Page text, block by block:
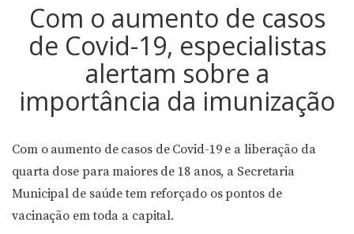
Com o aumento de casos
de Covid-19, especialistas
alertam sobre a
importância da imunização
Com o aumento de casos de Covid-19 e a liberação da
quarta dose para maiores de 18 anos, a Secretaria
Municipal de saúde tem reforçado os pontos de
vacinação em toda a capital.